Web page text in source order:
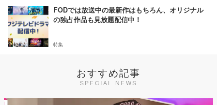
FODでは放送中の最新作はもちろん、オリジナル
の独占作品も見放題配信中！
特集
おすすめ記事
SPECIAL NEWS